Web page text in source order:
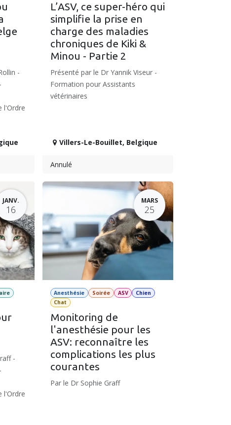
-
l'Ordre
L’ASV, ce super-héro qui
simplifie la prise en
charge des maladies
chroniques de Kiki &
Minou - Partie 2
Présenté par le Dr Yannik Viseur -
Formation pour Assistants
vétérinaires
Villers-Le-Bouillet, Belgique
Annulé
JANV.
16
-
l'Ordre
MARS
25
Anesthésie Soirée ASV
Chien
Chat
Monitoring de
l'anesthésie pour les
ASV: reconnaître les
complications les plus
courantes
Par le Dr Sophie Graff